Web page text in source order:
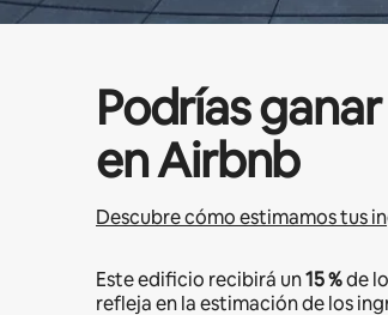
Podrías ganar
en Airbnb
Descubre cómo estimamos tus
Este edificio recibirá un15 %de
refleja en la estimación de los